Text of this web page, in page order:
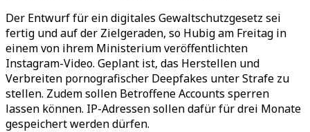
Der Entwurf für ein digitales Gewaltschutzgesetz sei
fertig und auf der Zielgeraden, so Hubig am Freitag in
einem von ihrem Ministerium veröffentlichten
Instagram-Video. Geplant ist, das Herstellen und
Verbreiten pornografischer Deepfakes unter Strafe zu
stellen. Zudem sollen Betroffene Accounts sperren
lassen können. IP-Adressen sollen dafür für drei Monate
gespeichert werden dürfen.